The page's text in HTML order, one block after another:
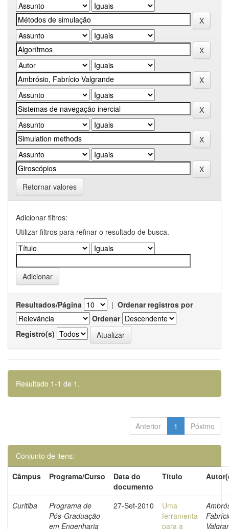
Retornar valores
Adicionar filtros:
Utilizar filtros para refinar o resultado de busca.
Resultados/Página | Ordenar registros por
Ordenar
Registro(s)
Resultado 1-1 de 1.
Anterior 1 Póximo
Conjunto de itens:
Câmpus
Programa/Curso
Data do
documento
Título
Curitiba
Programa de
Pós-Graduação
em Engenharia
27-Set-2010
Uma
ferramenta
para a